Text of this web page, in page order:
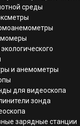
среды
и анемометры
для видеоскопа
зонда
зарядные станции